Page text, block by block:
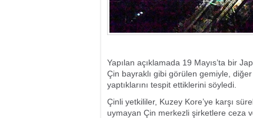
Yapılan açıklamada 19 Mayıs’ta bir
Çin bayraklı gibi görülen gemiyle,
yaptıklarını tespit ettiklerini söyledi.
Çinli yetkililer, Kuzey Kore’ye karşı
uymayan Çin merkezli şirketlere ceza